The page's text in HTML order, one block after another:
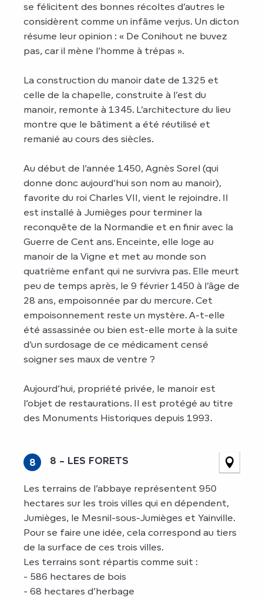
se félicitent des bonnes récoltes d’autres le
considèrent comme un infâme verjus. Un dicton
résume leur opinion : « De Conihout ne buvez
pas, car il mène l’homme à trépas ».
La construction du manoir date de 1325 et
celle de la chapelle, construite à l’est du
manoir, remonte à 1345. L’architecture du lieu
montre que le bâtiment a été réutilisé et
remanié au cours des siècles.
Au début de l’année 1450, Agnès Sorel (qui
donne donc aujourd’hui son nom au manoir),
favorite du roi Charles VII, vient le rejoindre. Il
est installé à Jumièges pour terminer la
reconquête de la Normandie et en finir avec la
Guerre de Cent ans. Enceinte, elle loge au
manoir de la Vigne et met au monde son
quatrième enfant qui ne survivra pas. Elle meurt
peu de temps après, le 9 février 1450 à l’âge de
28 ans, empoisonnée par du mercure. Cet
empoisonnement reste un mystère. A-t-elle
été assassinée ou bien est-elle morte à la suite
d’un surdosage de ce médicament censé
soigner ses maux de ventre ?
Aujourd’hui, propriété privée, le manoir est
l’objet de restaurations. Il est protégé au titre
des Monuments Historiques depuis 1993.
8 8 – LES FORETS
Les terrains de l’abbaye représentent 950
hectares sur les trois villes qui en dépendent,
Jumièges, le Mesnil-sous-Jumièges et Yainville.
Pour se faire une idée, cela correspond au tiers
de la surface de ces trois villes.
Les terrains sont répartis comme suit :
- 586 hectares de bois
- 68 hectares d’herbage